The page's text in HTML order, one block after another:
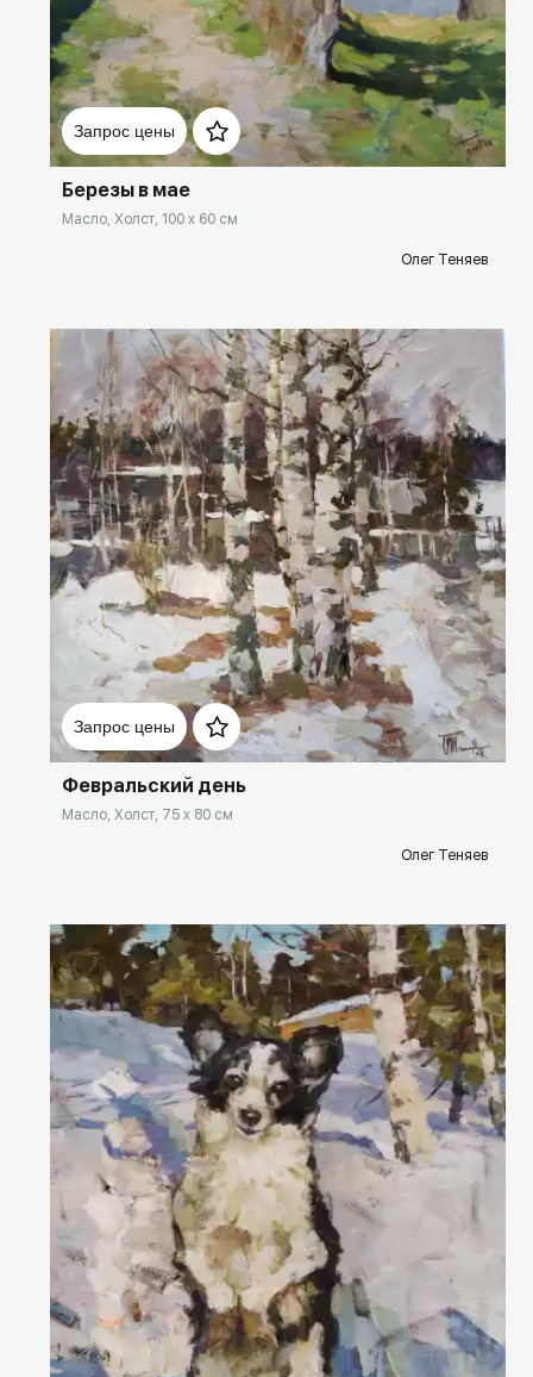
Запрос цены
Домен: rakovgallery.ru
Березы в мае
Масло, Холст, 100 x 60 см
Олег Теняев
Запрос цены
Домен: rakovgallery.ru
Февральский день
Масло, Холст, 75 x 80 см
Олег Теняев